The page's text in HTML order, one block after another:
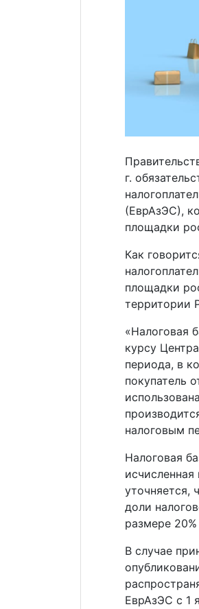
г.
(ЕврАзЭС),
площадки
Как
площадки
территории
«Налоговая
курсу
периода, в
покупатель
налоговым
Налоговая
уточняется,
доли
размере
В случае
ЕврАзЭС с 1